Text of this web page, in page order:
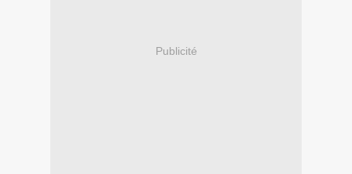
Publicité